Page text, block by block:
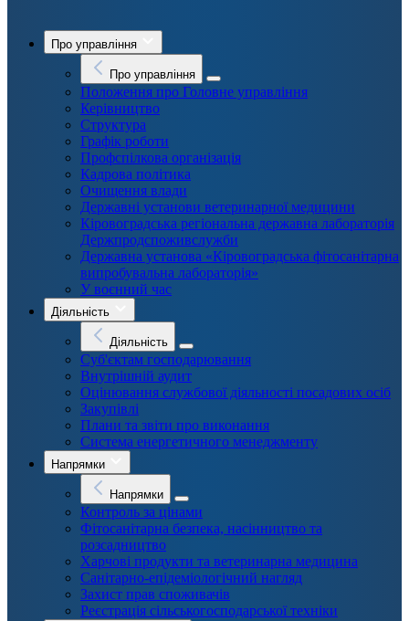
Про управління
Про управління
Положення про Головне управління
Керівництво
Структура
Графік роботи
Профспілкова організація
Кадрова політика
Очищення влади
Державні установи ветеринарної медицини
Кіровоградська регіональна державна лабораторія
Держпродспоживслужби
Державна установа «Кіровоградська фітосанітарна
випробувальна лабораторія»
У воєнний час
Діяльність
Діяльність
Суб'єктам господарювання
Внутрішній аудит
Оцінювання службової діяльності посадових осіб
Закупівлі
Плани та звіти про виконання
Система енергетичного менеджменту
Напрямки
Напрямки
Контроль за цінами
Фітосанітарна безпека, насінництво та
розсадництво
Харчові продукти та ветеринарна медицина
Санітарно-епідеміологічний нагляд
Захист прав споживачів
Реєстрація сільськогосподарської техніки